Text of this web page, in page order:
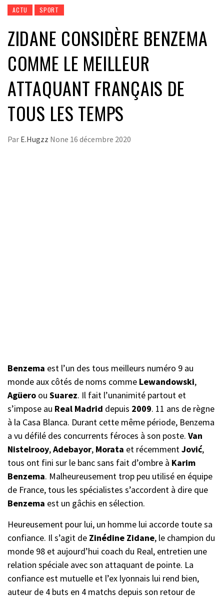
ACTU SPORT
ZIDANE CONSIDÈRE BENZEMA
COMME LE MEILLEUR
ATTAQUANT FRANÇAIS DE
TOUS LES TEMPS
Par E.Hugzz None 16 décembre 2020
Benzema est l’un des tous meilleurs numéro 9 au
monde aux côtés de noms comme Lewandowski,
Agüero ou Suarez. Il fait l’unanimité partout et
s’impose au Real Madrid depuis 2009. 11 ans de règne
à la Casa Blanca. Durant cette même période, Benzema
a vu défilé des concurrents féroces à son poste. Van
Nistelrooy,Adebayor, Morata et récemmentJović,
tous ont fini sur le banc sans fait d’ombre à Karim
Benzema. Malheureusement trop peu utilisé en équipe
de France, tous les spécialistes s’accordent à dire que
Benzema est un gâchis en sélection.
Heureusement pour lui, un homme lui accorde toute sa
confiance. Il s’agit de Zinédine Zidane, le champion du
monde 98 et aujourd’hui coach du Real, entretien une
relation spéciale avec son attaquant de pointe. La
confiance est mutuelle et l’ex lyonnais lui rend bien,
auteur de 4 buts en 4 matchs depuis son retour de